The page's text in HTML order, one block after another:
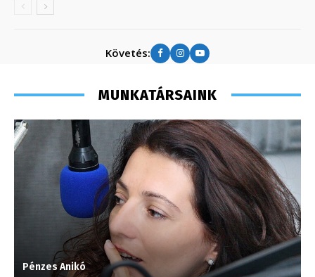
Követés:
MUNKATÁRSAINK
Pénzes Anikó